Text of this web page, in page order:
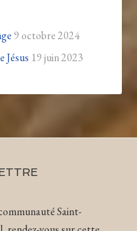
9 octobre 2024
Jésus 19 juin 2023
Saint-